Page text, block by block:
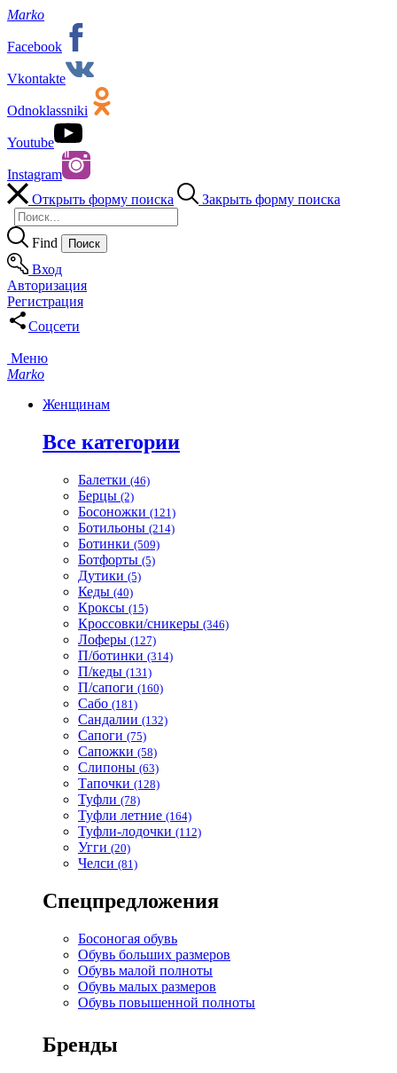
Marko
Facebook
Vkontakte
Odnoklassniki
Youtube
Instagram
Открыть форму поиска
Закрыть форму поиска
Find
Вход
Авторизация
Регистрация
Соцсети
Меню
Marko
Женщинам
Все категории
Балетки (46)
Берцы (2)
Босоножки (121)
Ботильоны (214)
Ботинки (509)
Ботфорты (5)
Дутики (5)
Кеды (40)
Кроксы (15)
Кроссовки/сникеры (346)
Лоферы (127)
П/ботинки (314)
П/кеды (131)
П/сапоги (160)
Сабо (181)
Сандалии (132)
Сапоги (75)
Сапожки (58)
Слипоны (63)
Тапочки (128)
Туфли (78)
Туфли летние (164)
Туфли-лодочки (112)
Угги (20)
Челси (81)
Спецпредложения
Босоногая обувь
Обувь больших размеров
Обувь малой полноты
Обувь малых размеров
Обувь повышенной полноты
Бренды